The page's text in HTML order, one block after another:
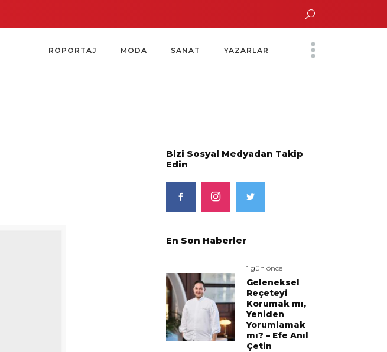
Yoko Ono Sergisi Özel Bir Davetle Açıldı
RÖPORTAJ MODA SANAT YAZARLAR
Bizi Sosyal Medyadan Takip
Edin
En Son Haberler
1 gün önce
Geleneksel
Reçeteyi
Korumak mı,
Yeniden
Yorumlamak
mı? – Efe Anıl
Çetin